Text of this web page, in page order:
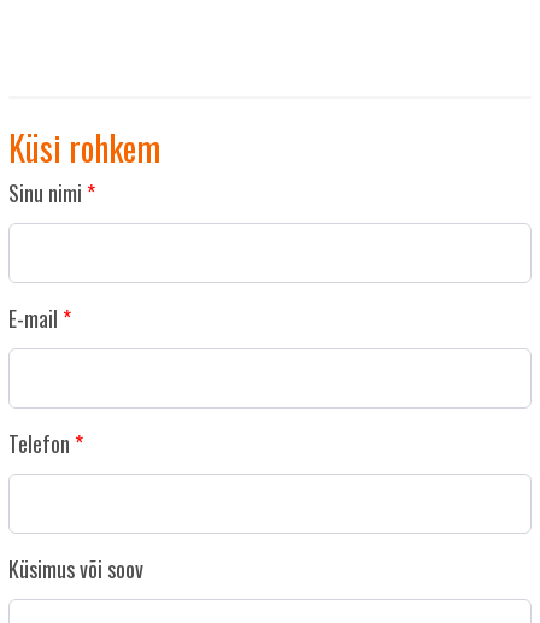
Küsi rohkem
Sinu nimi
E-mail
Telefon
Küsimus või soov